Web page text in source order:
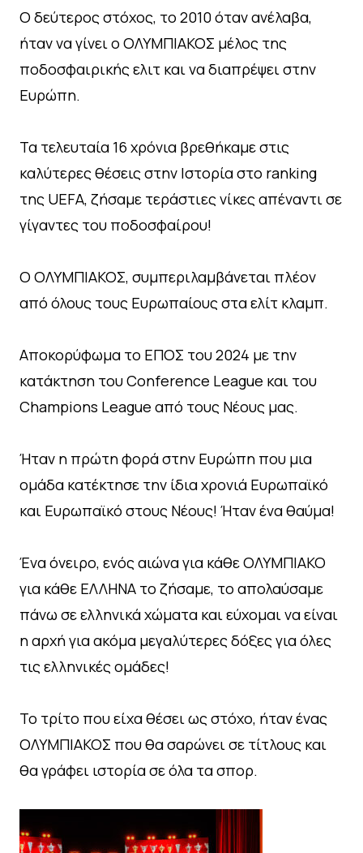
O δεύτερος στόχος, το 2010 όταν ανέλαβα,
ήταν να γίνει ο ΟΛΥΜΠΙΑΚΟΣ μέλος της
ποδοσφαιρικής ελιτ και να διαπρέψει στην
Ευρώπη.
Τα τελευταία 16 χρόνια βρεθήκαμε στις
καλύτερες θέσεις στην Ιστορία στο ranking
της UEFA, ζήσαμε τεράστιες νίκες απέναντι σε
γίγαντες του ποδοσφαίρου!
Ο ΟΛΥΜΠΙΑΚΟΣ, συμπεριλαμβάνεται πλέον
από όλους τους Ευρωπαίους στα ελίτ κλαμπ.
Αποκορύφωμα το ΕΠΟΣ του 2024 με την
κατάκτηση του Conference League και του
Champions League από τους Νέους μας.
Ήταν η πρώτη φορά στην Ευρώπη που μια
ομάδα κατέκτησε την ίδια χρονιά Ευρωπαϊκό
και Ευρωπαϊκό στους Νέους! Ήταν ένα θαύμα!
Ένα όνειρο, ενός αιώνα για κάθε ΟΛΥΜΠΙΑΚΟ
για κάθε ΕΛΛΗΝΑ το ζήσαμε, το απολαύσαμε
πάνω σε ελληνικά χώματα και εύχομαι να είναι
η αρχή για ακόμα μεγαλύτερες δόξες για όλες
τις ελληνικές ομάδες!
Το τρίτο που είχα θέσει ως στόχο, ήταν ένας
ΟΛΥΜΠΙΑΚΟΣ που θα σαρώνει σε τίτλους και
θα γράφει ιστορία σε όλα τα σπορ.